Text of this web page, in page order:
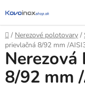
na
obsah
Domov
/ Nerezové polotovary /
prievlačná 8/92 mm /
8/92 mm